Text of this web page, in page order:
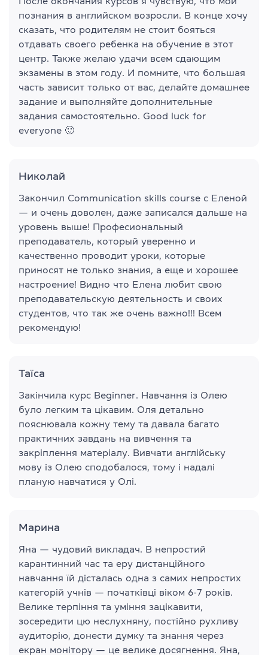
познания в английском возросли. В конце хочу
сказать, что родителям не стоит бояться
отдавать своего ребенка на обучение в этот
центр. Также желаю удачи всем сдающим
экзамены в этом году. И помните, что большая
часть зависит только от вас, делайте домашнее
задание и выполняйте дополнительные
задания самостоятельно. Good luck for
everyone 🙂
Николай
Закончил Communication skills course с Еленой
— и очень доволен, даже записался дальше на
уровень выше! Професиональный
преподаватель, который уверенно и
качественно проводит уроки, которые
приносят не только знания, а еще и хорошее
настроение! Видно что Елена любит свою
преподавательскую деятельность и своих
студентов, что так же очень важно!!! Всем
рекомендую!
Таїса
Закінчила курс Beginner. Навчання із Олею
було легким та цікавим. Оля детально
пояснювала кожну тему та давала багато
практичних завдань на вивчення та
закріплення матеріалу. Вивчати англійську
мову із Олею сподобалося, тому і надалі
планую навчатися у Олі.
Марина
Яна — чудовий викладач. В непростий
карантинний час та еру дистанційного
навчання їй дісталась одна з самих непростих
категорій учнів — початківці віком 6-7 років.
Велике терпіння та уміння зацікавити,
зосередити цю неслухняну, постійно рухливу
аудиторію, донести думку та знання через
екран монітору — це велике досягнення. Яна,